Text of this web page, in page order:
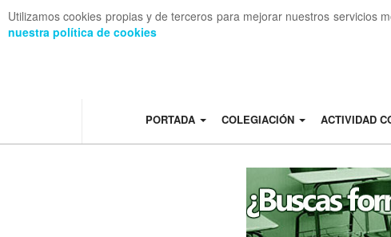
Utilizamos cookies propias y de terceros para mejorar nuestros servicios
nuestra política de cookies
PORTADA COLEGIACIÓN ACTIVIDAD